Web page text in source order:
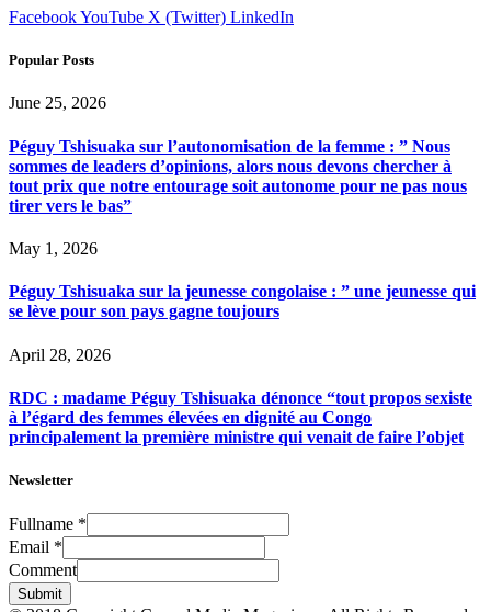
FacebookYouTube X (Twitter) LinkedIn
Popular Posts
June 25, 2026
Péguy Tshisuaka sur l’autonomisation de la femme : ” Nous
sommes de leaders d’opinions, alors nous devons chercher à
tout prix que notre entourage soit autonome pour ne pas nous
tirer vers le bas”
May 1, 2026
Péguy Tshisuaka sur la jeunesse congolaise : ” une jeunesse qui
se lève pour son pays gagne toujours
April 28, 2026
RDC : madame Péguy Tshisuaka dénonce “tout propos sexiste
à l’égard des femmes élevées en dignité au Congo
principalement la première ministre qui venait de faire l’objet
Newsletter
Fullname *
Email *
Comment
Submit